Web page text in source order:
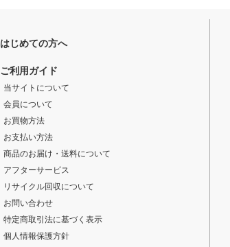
はじめての方へ
ご利用ガイド
当サイトについて
会員について
お買物方法
お支払い方法
商品のお届け・送料について
アフターサービス
リサイクル回収について
お問い合わせ
特定商取引法に基づく表示
個人情報保護方針